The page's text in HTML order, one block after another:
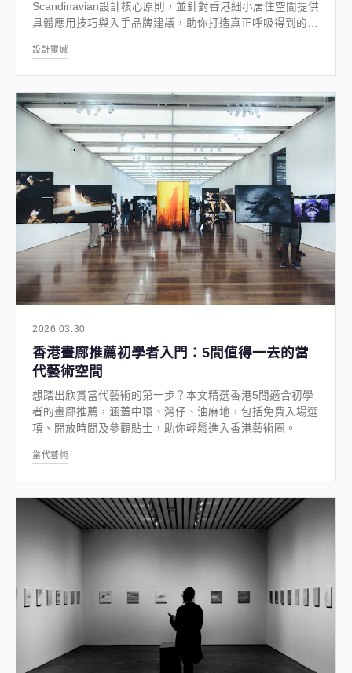
Scandinavian設計核心原則，並針對香港細小居住空間提供
具體應用技巧與入手品牌建議，助你打造真正呼吸得到的
設計靈感
2026.03.30
香港畫廊推薦初學者入門：5間值得一去的當
代藝術空間
想踏出欣賞當代藝術的第一步？本文精選香港5間適合初學
者的畫廊推薦，涵蓋中環、灣仔、油麻地，包括免費入場選
項、開放時間及參觀貼士，助你輕鬆進入香港藝術圈。
當代藝術